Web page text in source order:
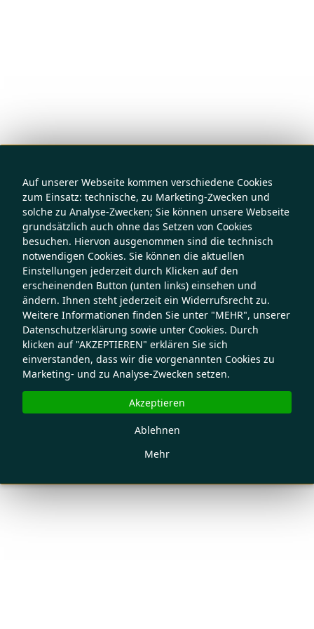
Auf unserer Webseite kommen verschiedene Cookies
zum Einsatz: technische, zu Marketing-Zwecken und
solche zu Analyse-Zwecken; Sie können unsere Webseite
grundsätzlich auch ohne das Setzen von Cookies
besuchen. Hiervon ausgenommen sind die technisch
notwendigen Cookies. Sie können die aktuellen
Einstellungen jederzeit durch Klicken auf den
erscheinenden Button (unten links) einsehen und
ändern. Ihnen steht jederzeit ein Widerrufsrecht zu.
Weitere Informationen finden Sie unter "MEHR", unserer
Datenschutzerklärung sowie unter Cookies. Durch
klicken auf "AKZEPTIEREN" erklären Sie sich
einverstanden, dass wir die vorgenannten Cookies zu
Marketing- und zu Analyse-Zwecken setzen.
Mehr
Ablehnen
Akzeptieren